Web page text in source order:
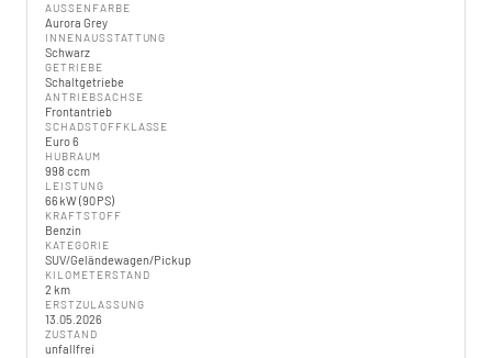
AUSSENFARBE
Aurora Grey
INNENAUSSTATTUNG
Schwarz
GETRIEBE
Schaltgetriebe
ANTRIEBSACHSE
Frontantrieb
SCHADSTOFFKLASSE
Euro 6
HUBRAUM
998 ccm
LEISTUNG
66 kW (90 PS)
KRAFTSTOFF
Benzin
KATEGORIE
SUV/Geländewagen/Pickup
KILOMETERSTAND
2 km
ERSTZULASSUNG
13.05.2026
ZUSTAND
unfallfrei